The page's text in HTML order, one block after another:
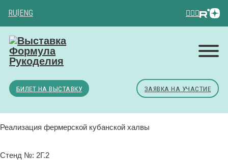
RU ENG
БИЛЕТ НА ВЫСТАВКУ ЗАЯВКА НА УЧАСТИЕ
Реализация фермерской кубанской халвы
Стенд №: 2Г.2